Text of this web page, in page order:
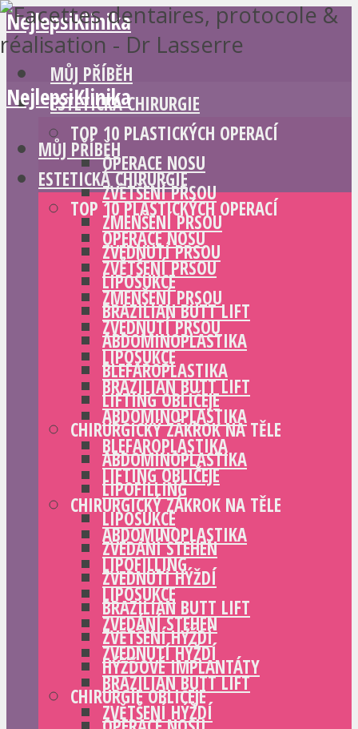
NejlepsiKlinika
MŮJ PŘÍBĚH
ESTETICKÁ CHIRURGIE
TOP 10 PLASTICKÝCH OPERACÍ
OPERACE NOSU
ZVĚTŠENÍ PRSOU
ZMENŠENÍ PRSOU
ZVEDNUTÍ PRSOU
LIPOSUKCE
BRAZILIAN BUTT LIFT
ABDOMINOPLASTIKA
BLEFAROPLASTIKA
LIFTING OBLIČEJE
CHIRURGICKÝ ZÁKROK NA TĚLE
ABDOMINOPLASTIKA
LIPOFILLING
LIPOSUKCE
ZVEDÁNÍ STEHEN
ZVEDNUTÍ HÝŽDÍ
BRAZILIAN BUTT LIFT
ZVĚTŠENÍ HÝŽDÍ
HÝŽĎOVÉ IMPLANTÁTY
CHIRURGIE OBLIČEJE
NejlepsiKlinika
MŮJ PŘÍBĚH
ESTETICKÁ CHIRURGIE
TOP 10 PLASTICKÝCH OPERACÍ
OPERACE NOSU
ZVĚTŠENÍ PRSOU
ZMENŠENÍ PRSOU
ZVEDNUTÍ PRSOU
LIPOSUKCE
BRAZILIAN BUTT LIFT
ABDOMINOPLASTIKA
BLEFAROPLASTIKA
LIFTING OBLIČEJE
CHIRURGICKÝ ZÁKROK NA TĚLE
ABDOMINOPLASTIKA
LIPOFILLING
LIPOSUKCE
ZVEDÁNÍ STEHEN
ZVEDNUTÍ HÝŽDÍ
BRAZILIAN BUTT LIFT
ZVĚTŠENÍ HÝŽDÍ